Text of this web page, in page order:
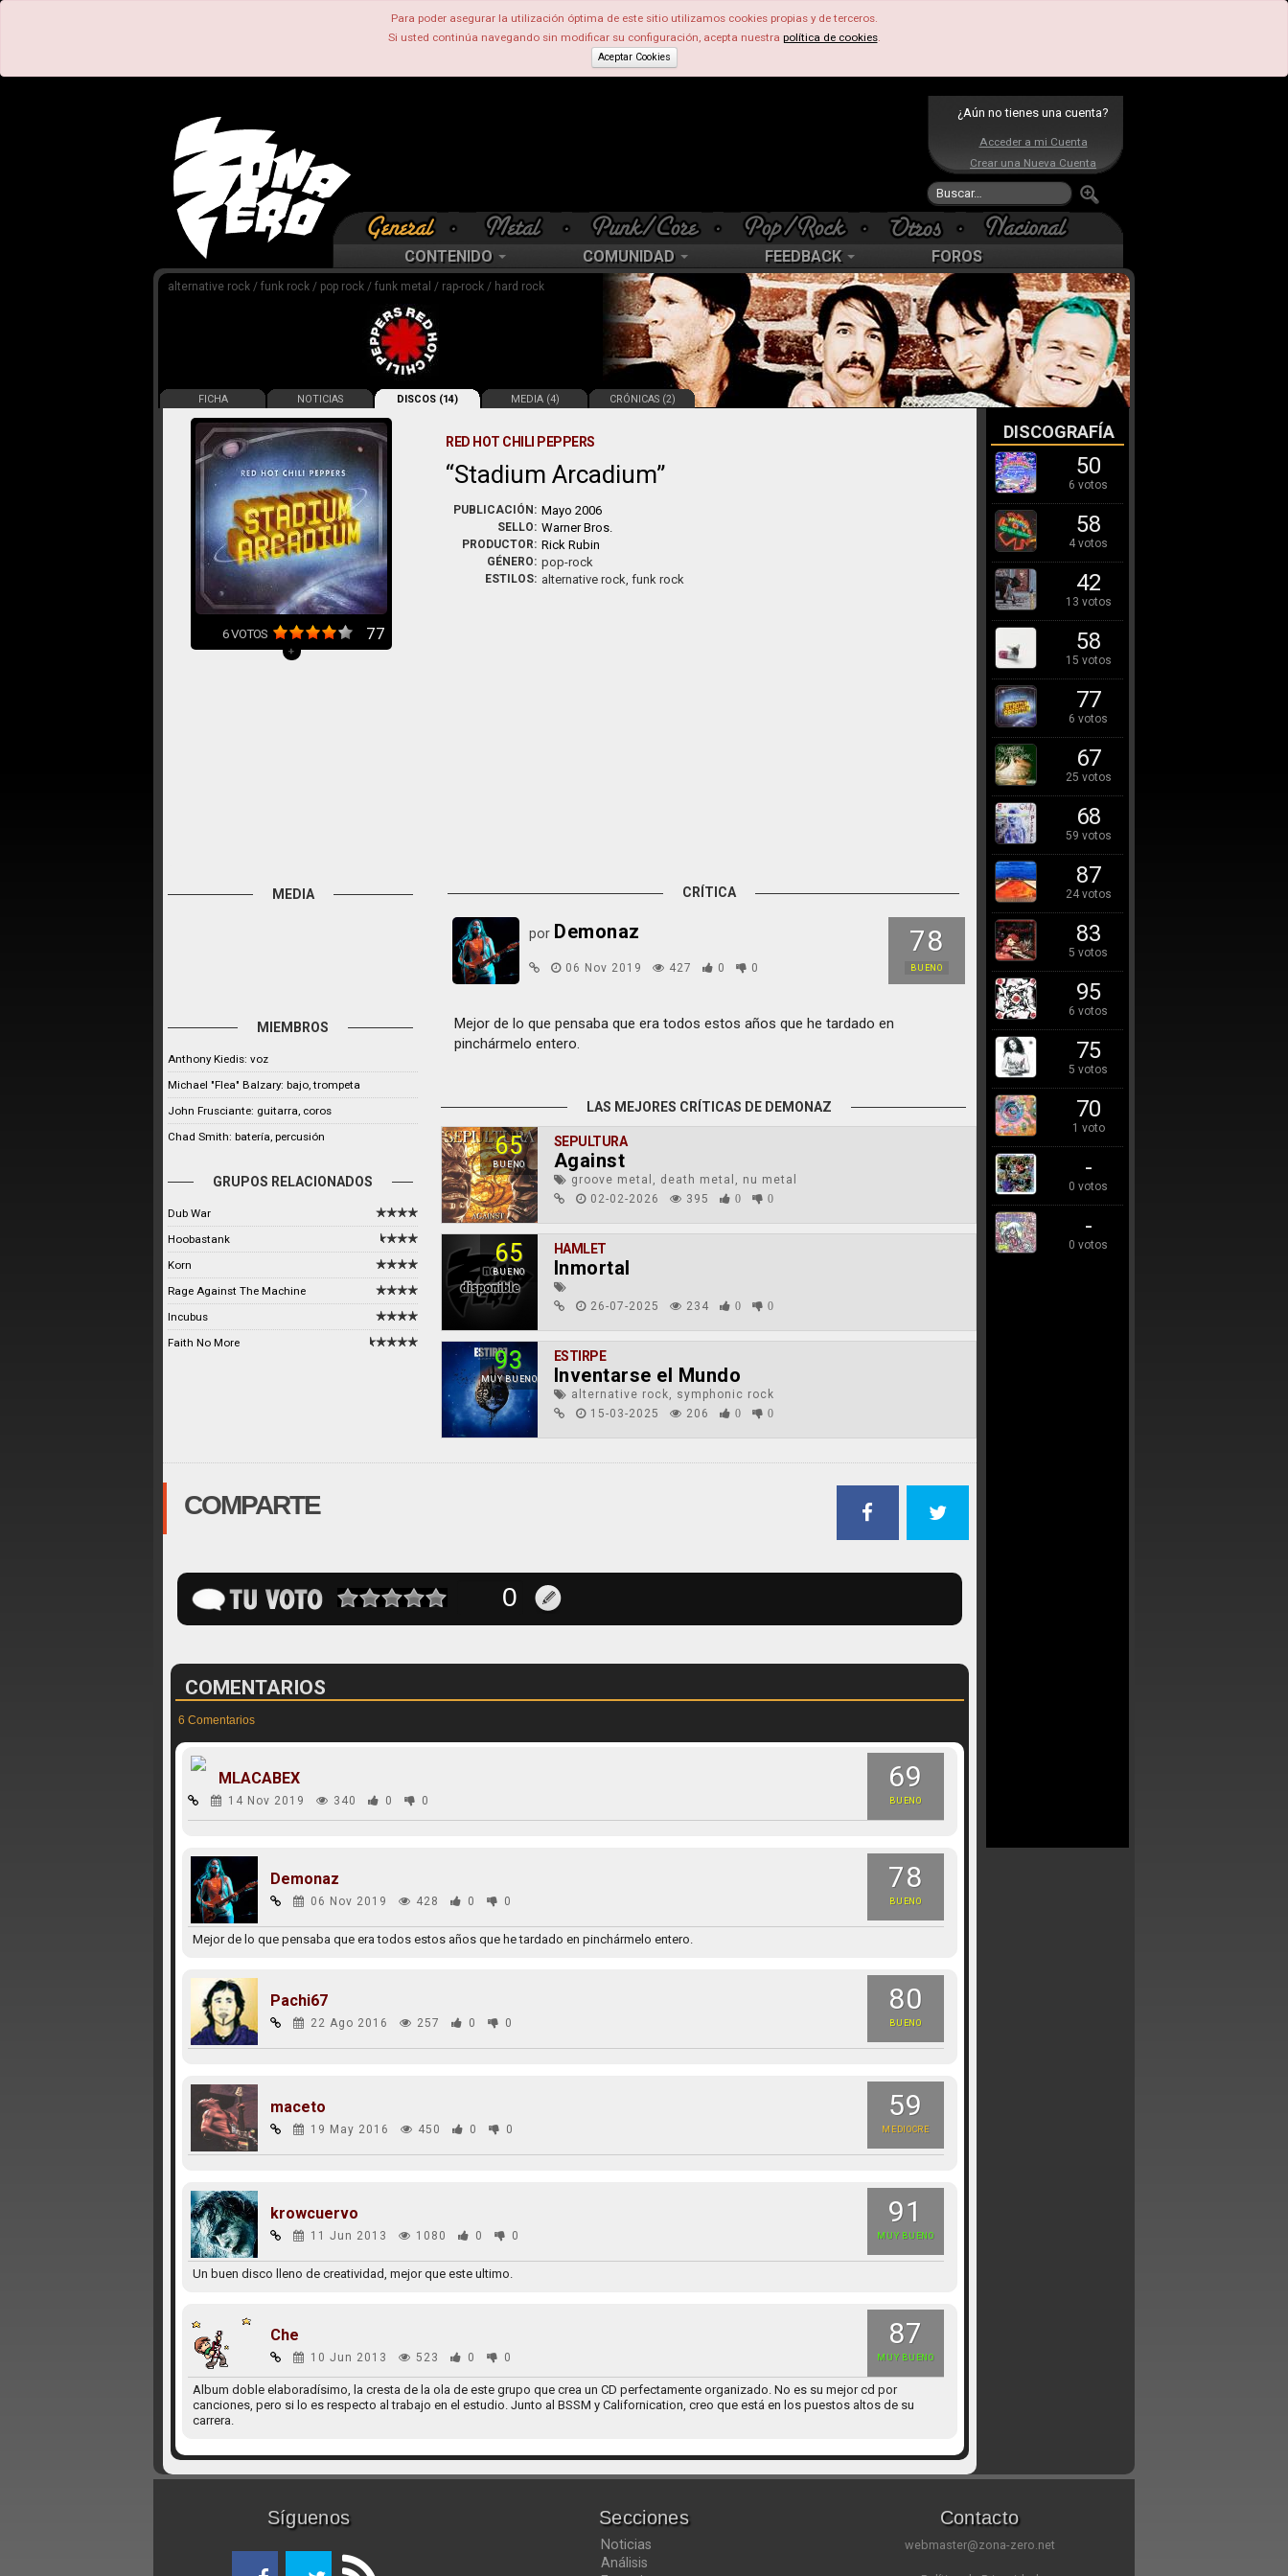
Para poder asegurar la utilización óptima de este sitio utilizamos cookies propias y de terceros.
Si usted continúa navegando sin modificar su configuración, acepta nuestra política de cookies.
Aceptar Cookies
¿Aún no tienes una cuenta?
Acceder a mi Cuenta
Crear una Nueva Cuenta
CONTENIDO COMUNIDAD FEEDBACK FOROS
alternative rock / funk rock / pop rock / funk metal / rap-rock / hard rock
FICHA NOTICIAS DISCOS (14) MEDIA (4) CRÓNICAS (2)
6VOTOS 77
+
RED HOT CHILI PEPPERS
Stadium Arcadium
PUBLICACIÓN: Mayo 2006
SELLO: Warner Bros.
PRODUCTOR: Rick Rubin
GÉNERO: pop-rock
ESTILOS: alternative rock, funk rock
MEDIA
MIEMBROS
Anthony Kiedis: voz
Michael "Flea" Balzary: bajo, trompeta
John Frusciante: guitarra, coros
Chad Smith: batería, percusión
GRUPOS RELACIONADOS
Dub War
Hoobastank
Korn
Rage Against The Machine
Incubus
Faith No More
CRÍTICA
78
BUENO
por Demonaz
06 Nov 2019 427 0 0
Mejor de lo que pensaba que era todos estos años que he tardado en
pinchármelo entero.
LAS MEJORES CRÍTICAS DE DEMONAZ
65
BUENO
SEPULTURA
Against
groove metal, death metal, nu metal
02-02-2026
395 0 0
65
BUENO
HAMLET
Inmortal
26-07-2025 234 0 0
93
MUY BUENO
ESTIRPE
Inventarse el Mundo
alternative rock, symphonic rock
15-03-2025
206 0 0
COMPARTE
COMENTARIOS
6 Comentarios
69
BUENO
MLACABEX
14 Nov 2019 340 0 0
78
BUENO
Demonaz
06 Nov 2019 428 0 0
Mejor de lo que pensaba que era todos estos años que he tardado en pinchármelo entero.
80
BUENO
Pachi67
22 Ago 2016 257 0 0
59
MEDIOCRE
maceto
19 May 2016 450 0 0
91
MUY BUENO
krowcuervo
11 Jun 2013 1080 0 0
Un buen disco lleno de creatividad, mejor que este ultimo.
87
MUY BUENO
Che
10 Jun 2013 523 0 0
Album doble elaboradísimo, la cresta de la ola de este grupo que crea un CD perfectamente organizado. No es su mejor cd por
canciones, pero si lo es respecto al trabajo en el estudio. Junto al BSSM y Californication, creo que está en los puestos altos de su
carrera.
DISCOGRAFÍA
50
6 votos
58
4 votos
42
13 votos
58
15 votos
77
6 votos
67
25 votos
68
59 votos
87
24 votos
83
5 votos
95
6 votos
75
5 votos
70
1 voto
-
0 votos
-
0 votos
Síguenos Secciones
Noticias
Análisis
Contacto
webmaster@zona-zero.net